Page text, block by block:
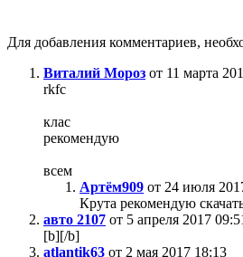
Для добавления комментариев,
Виталий Мороз от 11 марта
rkfc
клас
рекомендую
всем
Артём909 от 24 июля
Крута рекомендую
авто 2107 от 5 апреля 2017
[b][/b]
atlantik63 от 2 мая 2017 18:13